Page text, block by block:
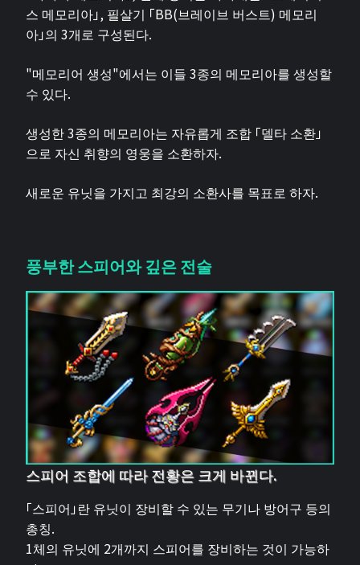
스 메모리아」, 필살기 「BB(브레이브 버스트) 메모리
아」의 3개로 구성된다.
"메모리어 생성"에서는 이들 3종의 메모리아를 생성할
수 있다.
생성한 3종의 메모리아는 자유롭게 조합 「델타 소환」
으로 자신 취향의 영웅을 소환하자.
새로운 유닛을 가지고 최강의 소환사를 목표로 하자.
풍부한 스피어와 깊은 전술
스피어 조합에 따라 전황은 크게 바뀐다.
「스피어」란 유닛이 장비할 수 있는 무기나 방어구 등의
총칭.
1체의 유닛에 2개까지 스피어를 장비하는 것이 가능하